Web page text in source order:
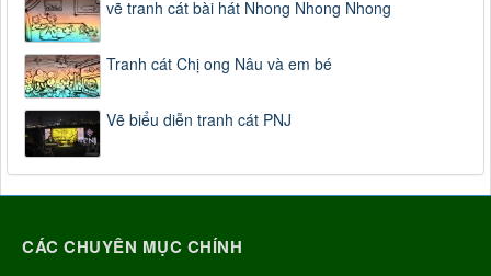
vẽ tranh cát bài hát Nhong Nhong Nhong
Tranh cát Chị ong Nâu và em bé
Vẽ biểu diễn tranh cát PNJ
CÁC CHUYÊN MỤC CHÍNH